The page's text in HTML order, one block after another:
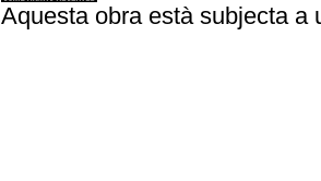
Aquesta obra està subjecta a